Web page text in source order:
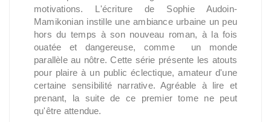
motivations. L'écriture de Sophie Audoin-
Mamikonian instille une ambiance urbaine un peu
hors du temps à son nouveau roman, à la fois
ouatée et dangereuse, comme un monde
parallèle au nôtre. Cette série présente les atouts
pour plaire à un public éclectique, amateur d'une
certaine sensibilité narrative. Agréable à lire et
prenant, la suite de ce premier tome ne peut
qu'être attendue.